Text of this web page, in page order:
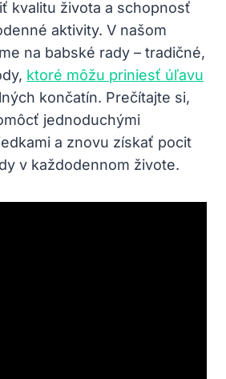
kvalitu života a schopnosť
aktivity. V našom
na babské rady – tradičné,
ktoré môžu priniesť úľavu
končatín. Prečítajte si,
jednoduchými
a znovu získať pocit
v každodennom živote.